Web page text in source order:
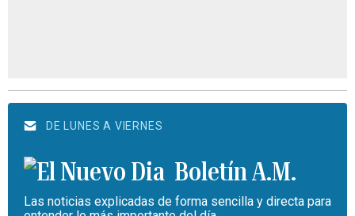
DE LUNES A VIERNES
Boletín A.M.
Las noticias explicadas de forma sencilla y directa para